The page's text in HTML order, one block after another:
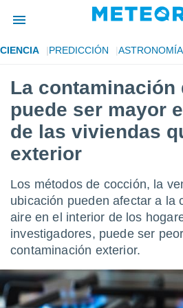
de
por
para
la
que se
calidad.
las
y
forma
digital
basada
CIENCIA PREDICCIÓN ASTRONOMÍA
La contaminación
puede ser mayor
de las viviendas
exterior
Los métodos de cocción, la
ubicación pueden afectar a la
aire en el interior de los
investigadores, puede ser
contaminación exterior.